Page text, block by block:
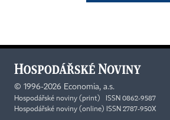
© 1996-2026 Economia, a.s.
Hospodářské noviny (print) ISSN 0862-9587
Hospodářské noviny (online) ISSN 2787-950X